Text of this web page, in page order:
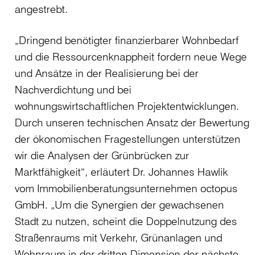
angestrebt.
„Dringend benötigter finanzierbarer Wohnbedarf
und die Ressourcenknappheit fordern neue Wege
und Ansätze in der Realisierung bei der
Nachverdichtung und bei
wohnungswirtschaftlichen Projektentwicklungen.
Durch unseren technischen Ansatz der Bewertung
der ökonomischen Fragestellungen unterstützen
wir die Analysen der Grünbrücken zur
Marktfähigkeit“, erläutert Dr. Johannes Hawlik
vom Immobilienberatungsunternehmen octopus
GmbH. „Um die Synergien der gewachsenen
Stadt zu nutzen, scheint die Doppelnutzung des
Straßenraums mit Verkehr, Grünanlagen und